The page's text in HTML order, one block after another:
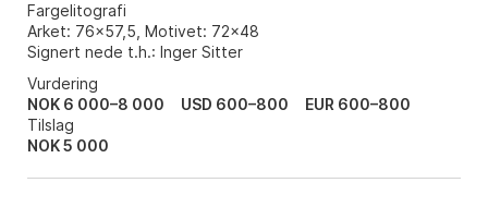
Fargelitografi
Arket: 76x57,5, Motivet: 72x48
Signert nede t.h.: Inger Sitter
Vurdering
NOK 6 000–8 000
USD 600–800
EUR 600–800
Tilslag
NOK5 000